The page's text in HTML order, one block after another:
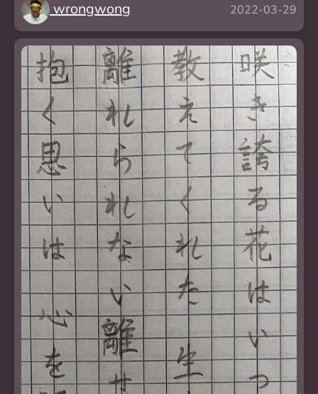
wrongwong 2022-03-29